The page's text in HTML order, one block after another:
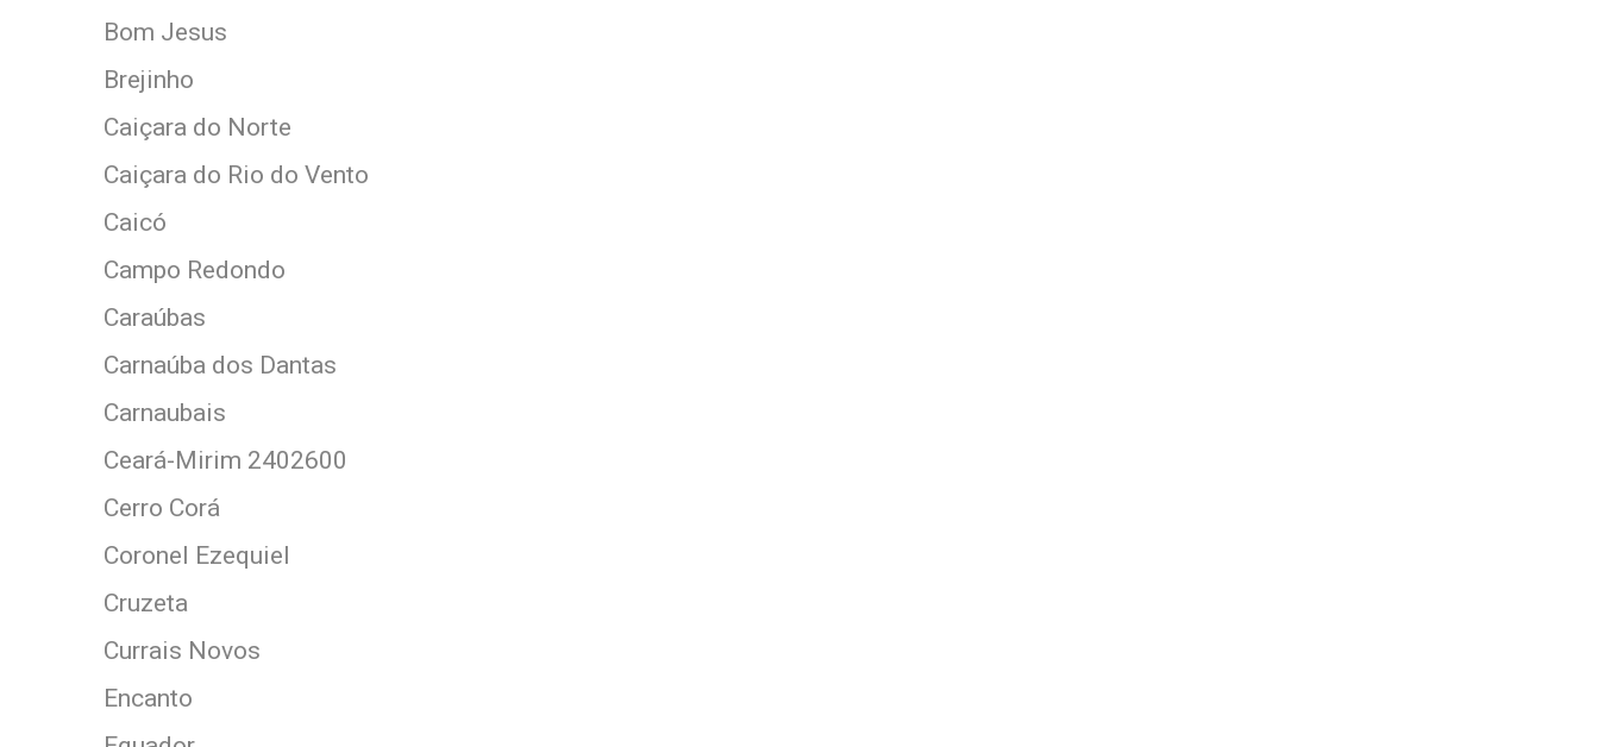
Bom Jesus
Brejinho
Caiçara do Norte
Caiçara do Rio do Vento
Caicó
Campo Redondo
Caraúbas
Carnaúba dos Dantas
Carnaubais
Ceará-Mirim 2402600
Cerro Corá
Coronel Ezequiel
Cruzeta
Currais Novos
Encanto